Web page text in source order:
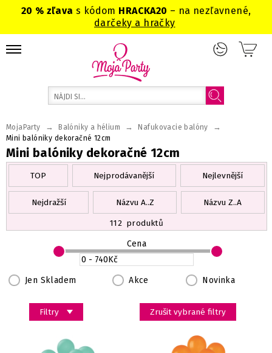
20 % zľavas kódom HRACKA20 – na nezľavnené,
darčeky a hračky
Mini balóniky dekoračné 12cm
MojaParty → Balóniky a hélium → Nafukovacie balóny →
Mini balóniky dekoračné 12cm
TOP Nejprodávanější Nejlevnější
Nejdražší Názvu A..Z
Názvu Z..A
112 produktů
Filtry
Jen Skladem Akce Novinka
Cena
Zrušit vybrané filtry